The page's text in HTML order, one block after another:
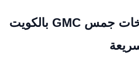
ورشة تبديل بخاخات جمس GMC بالكويت